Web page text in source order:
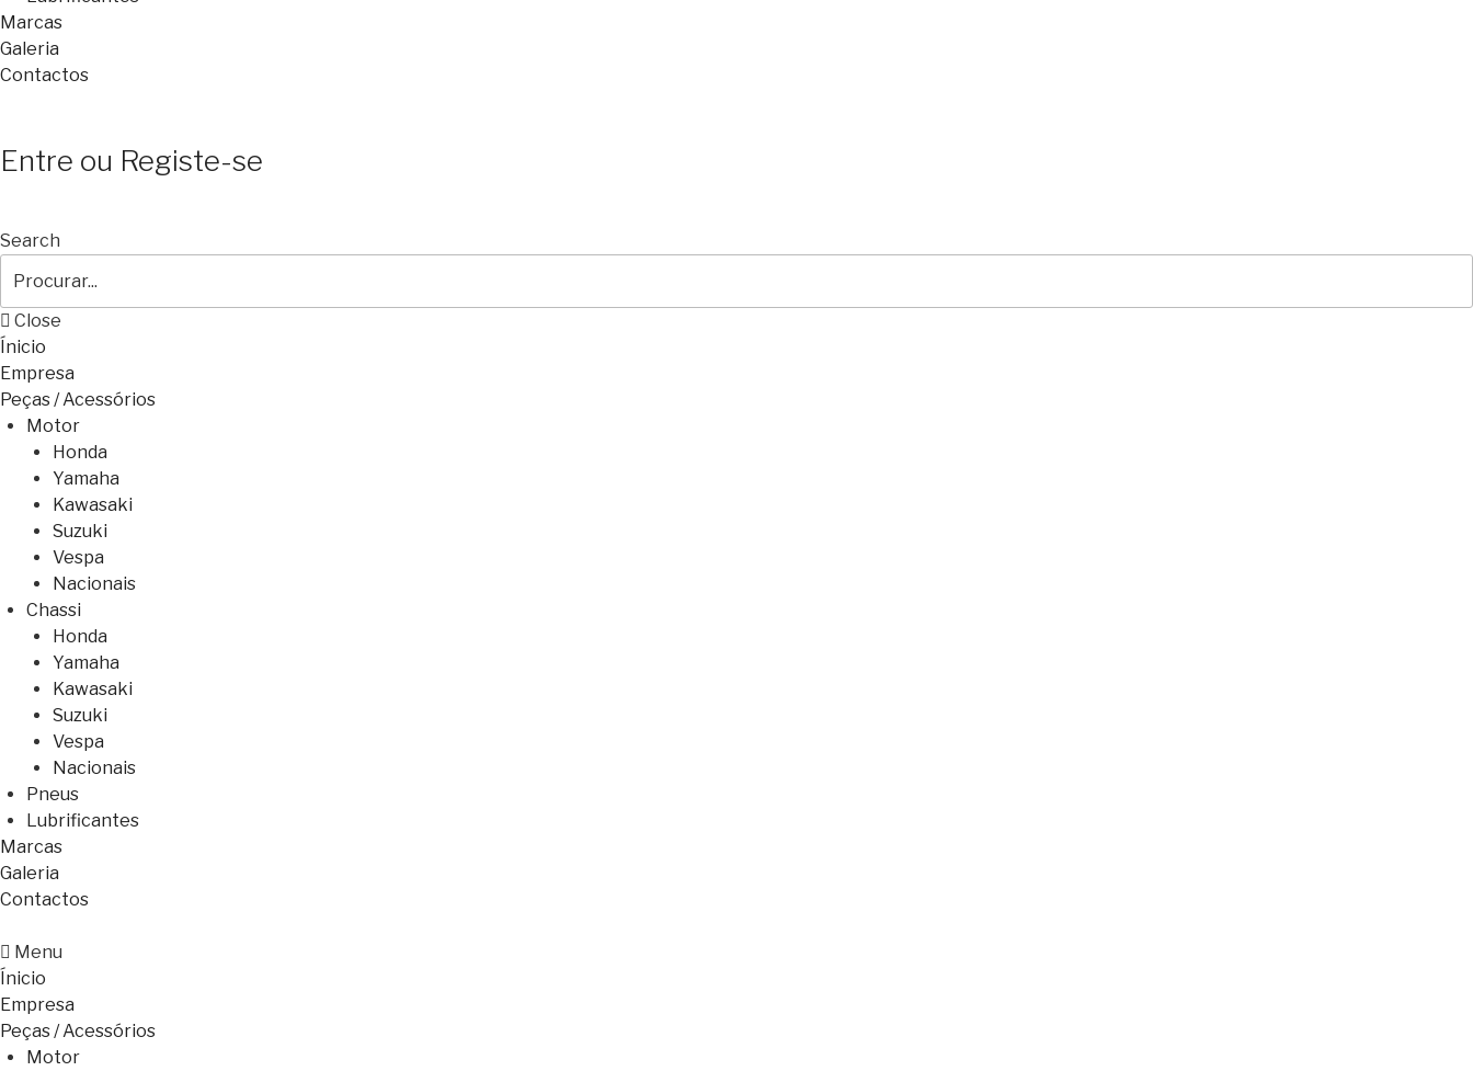
Marcas
Galeria
Contactos
Entre ou Registe-se
Search
Close
Ínicio
Empresa
Peças / Acessórios
Motor
Honda
Yamaha
Kawasaki
Suzuki
Vespa
Nacionais
Chassi
Honda
Yamaha
Kawasaki
Suzuki
Vespa
Nacionais
Pneus
Lubrificantes
Marcas
Galeria
Contactos
Menu
Ínicio
Empresa
Peças / Acessórios
Motor